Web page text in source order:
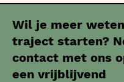
Wil je meer
traject starten?
contact met ons
een vrijblijvend